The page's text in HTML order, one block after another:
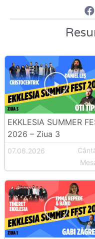
EKKLESIA SUMMER
2026 – Ziua 3
07.08.2026